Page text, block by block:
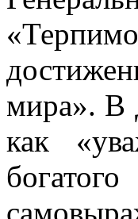
мира». В
как